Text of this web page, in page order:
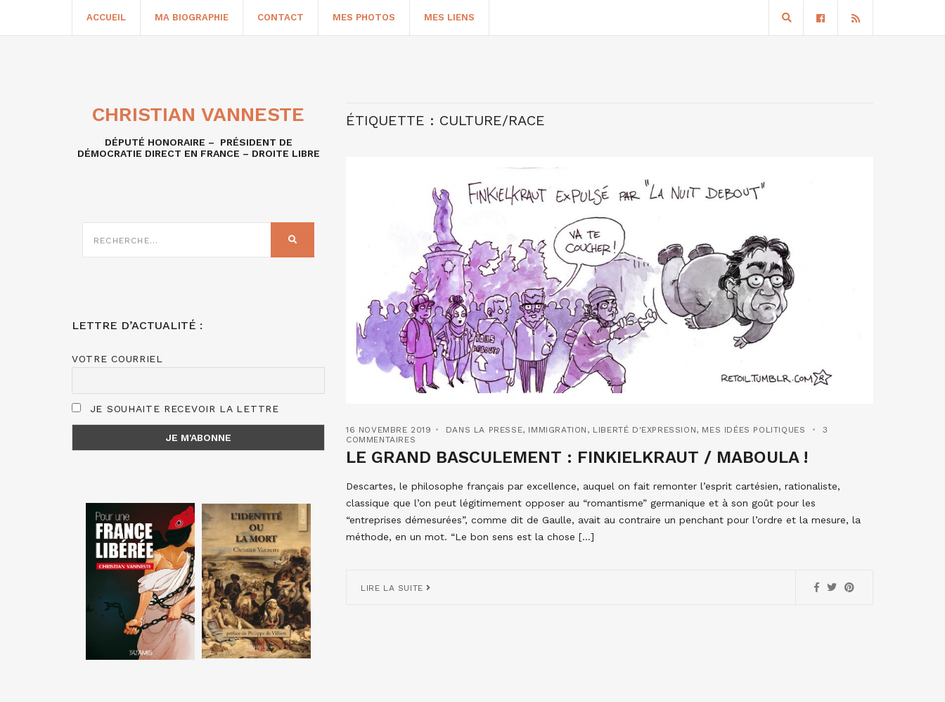
ACCUEIL MA BIOGRAPHIE CONTACT MES PHOTOS MES LIENS
ÉTIQUETTE : CULTURE/RACE
16 NOVEMBRE 2019 DANS LA PRESSE, IMMIGRATION , LIBERTÉ D'EXPRESSION, MES IDÉES POLITIQUES
3
COMMENTAIRES
LE GRAND BASCULEMENT : FINKIELKRAUT / MABOULA !
Descartes, le philosophe français par excellence, auquel on fait remonter l’esprit cartésien, rationaliste,
classique que l’on peut légitimement opposer au “romantisme” germanique et à son goût pour les
“entreprises démesurées”, comme dit de Gaulle, avait au contraire un penchant pour l’ordre et la mesure, la
méthode, en un mot. “Le bon sens est la chose […]
LIRE LA SUITE
CHRISTIAN VANNESTE
DÉPUTÉ HONORAIRE – PRÉSIDENT DE
DÉMOCRATIE DIRECT EN FRANCE – DROITE LIBRE
SUR
LETTRE D’ACTUALITÉ :
VOTRE COURRIEL
JE SOUHAITE RECEVOIR LA LETTRE